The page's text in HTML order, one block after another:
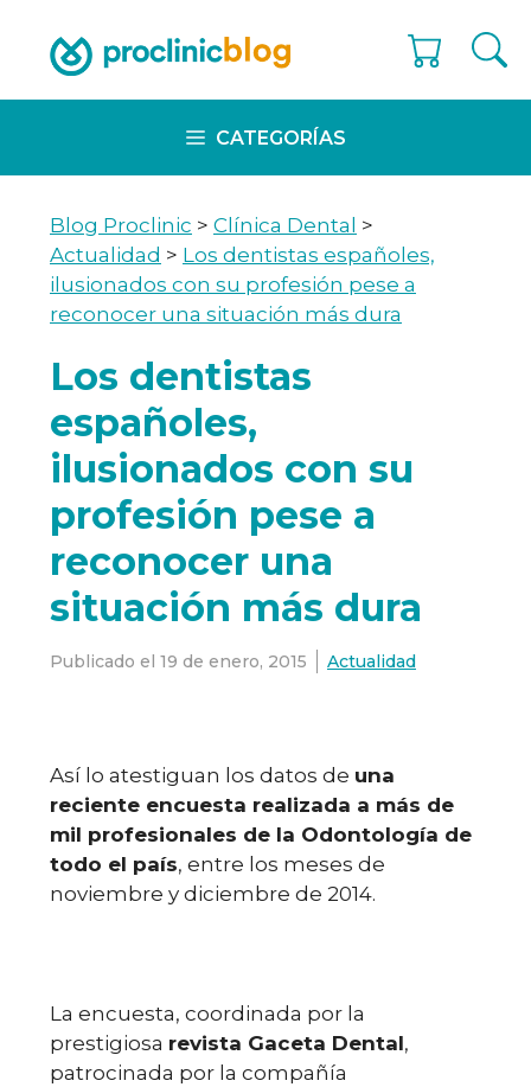
content
CATEGORÍAS
Blog Proclinic > Clínica Dental >
Actualidad > Los dentistas españoles,
ilusionados con su profesión pese a
reconocer una situación más dura
Los dentistas
españoles,
ilusionados con su
profesión pese a
reconocer una
situación más dura
Publicado el 19 de enero, 2015 Actualidad
Así lo atestiguan los datos de una
reciente encuesta realizada a más de
mil profesionales de la Odontología de
todo el país, entre los meses de
noviembre y diciembre de 2014.
La encuesta, coordinada por la
prestigiosa revista Gaceta Dental,
patrocinada por la compañía